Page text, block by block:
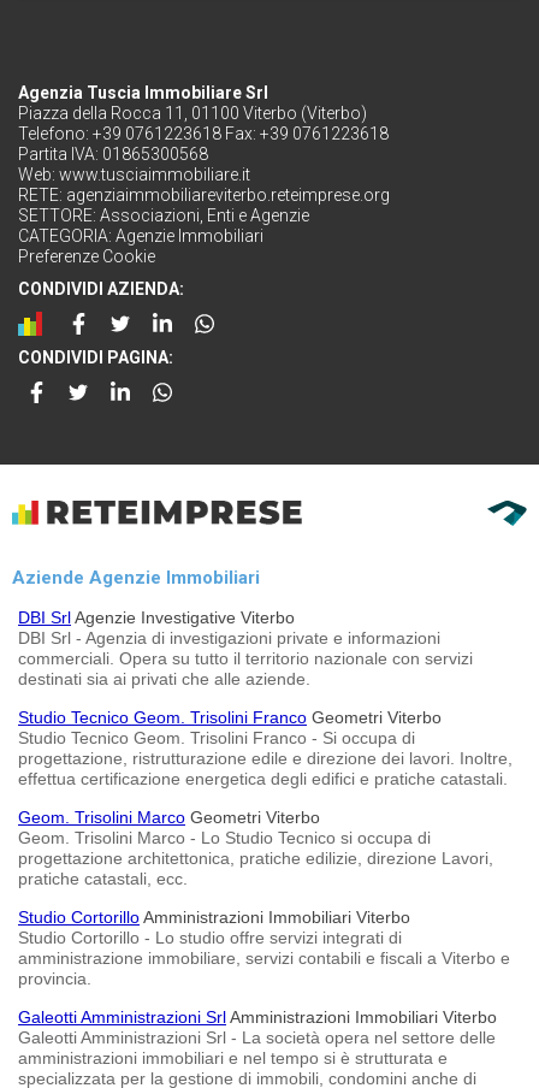
Agenzia Tuscia Immobiliare Srl
Piazza della Rocca 11, 01100 Viterbo (Viterbo)
Telefono: +39 0761223618 Fax: +39 0761223618
Partita IVA: 01865300568
Web: www.tusciaimmobiliare.it
RETE: agenziaimmobiliareviterbo.reteimprese.org
SETTORE: Associazioni, Enti e Agenzie
CATEGORIA: Agenzie Immobiliari
Preferenze Cookie
CONDIVIDI AZIENDA:
CONDIVIDI PAGINA:
Aziende Agenzie Immobiliari
DBI SrlAgenzie Investigative Viterbo
DBI Srl - Agenzia di investigazioni private e informazioni
commerciali. Opera su tutto il territorio nazionale con servizi
destinati sia ai privati che alle aziende.
Studio Tecnico Geom. Trisolini Franco Geometri Viterbo
Studio Tecnico Geom. Trisolini Franco - Si occupa di
progettazione, ristrutturazione edile e direzione dei lavori. Inoltre,
effettua certificazione energetica degli edifici e pratiche catastali.
Geom. Trisolini Marco Geometri Viterbo
Geom. Trisolini Marco - Lo Studio Tecnico si occupa di
progettazione architettonica, pratiche edilizie, direzione Lavori,
pratiche catastali, ecc.
Studio CortorilloAmministrazioni Immobiliari Viterbo
Studio Cortorillo - Lo studio offre servizi integrati di
amministrazione immobiliare, servizi contabili e fiscali a Viterbo e
provincia.
Galeotti Amministrazioni SrlAmministrazioni Immobiliari Viterbo
Galeotti Amministrazioni Srl - La società opera nel settore delle
amministrazioni immobiliari e nel tempo si è strutturata e
specializzata per la gestione di immobili, condomini anche di